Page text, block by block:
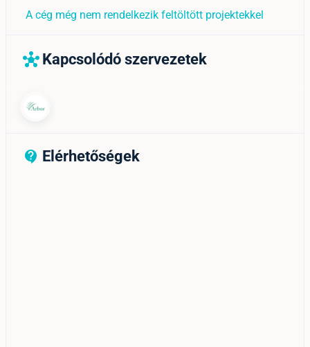
A cég még nem rendelkezik feltöltött projektekkel
hub Kapcsolódó szervezetek
contact_support_outline
Elérhetőségek